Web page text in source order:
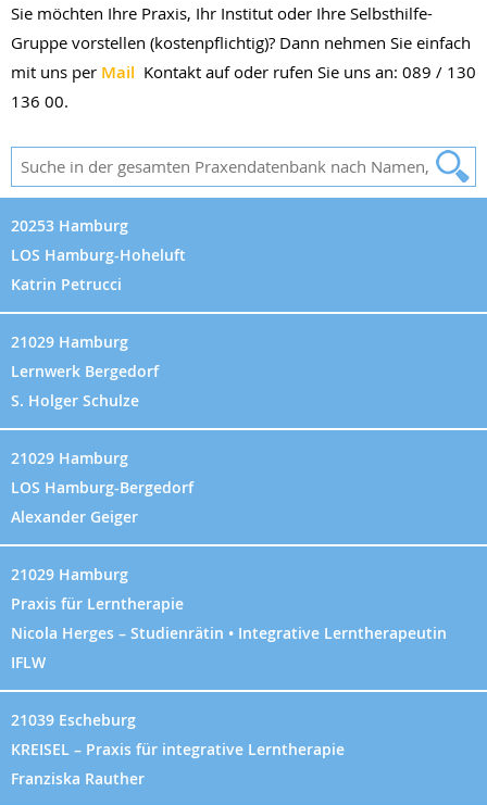
Sie möchten Ihre Praxis, Ihr Institut oder Ihre Selbsthilfe-
Gruppe vorstellen (kostenpflichtig)? Dann nehmen Sie einfach
mit uns per Mail Kontakt auf oder rufen Sie uns an: 089 / 130
136 00.
20253 Hamburg
LOS Hamburg-Hoheluft
Katrin Petrucci
21029 Hamburg
Lernwerk Bergedorf
S. Holger Schulze
21029 Hamburg
LOS Hamburg-Bergedorf
Alexander Geiger
21029 Hamburg
Praxis für Lerntherapie
Nicola Herges – Studienrätin • Integrative Lerntherapeutin
IFLW
21039 Escheburg
KREISEL – Praxis für integrative Lerntherapie
Franziska Rauther